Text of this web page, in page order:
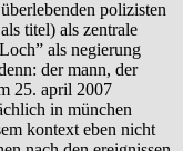
polizisten
titel) als zentrale
als negierung
der mann, der
25. april 2007
in münchen
kontext eben nicht